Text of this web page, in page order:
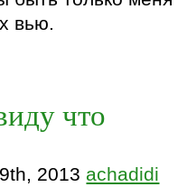
вью.
что
2013 achadidi